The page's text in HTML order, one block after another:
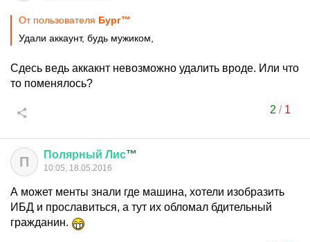
От пользователя Бург™
Удали аккаунт, будь мужиком,
Сдесь ведь аккакнт невозможно удалить вроде. Или что
то поменялось?
2 / 1
П Полярный Лис™
10:05, 18.05.2016
А может менты знали где машина, хотели изобразить
ИБД и прославиться, а тут их обломал бдительный
гражданин.